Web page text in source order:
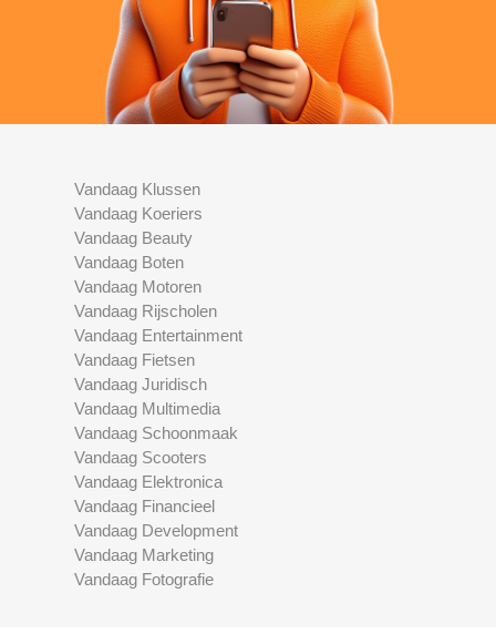
Vandaag Klussen
Vandaag Koeriers
Vandaag Beauty
Vandaag Boten
Vandaag Motoren
Vandaag Rijscholen
Vandaag Entertainment
Vandaag Fietsen
Vandaag Juridisch
Vandaag Multimedia
Vandaag Schoonmaak
Vandaag Scooters
Vandaag Elektronica
Vandaag Financieel
Vandaag Development
Vandaag Marketing
Vandaag Fotografie